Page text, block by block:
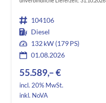
104106
Diesel
132 kW (179 PS)
01.08.2026
55.589,– €
incl. 20% MwSt.
inkl. NoVA